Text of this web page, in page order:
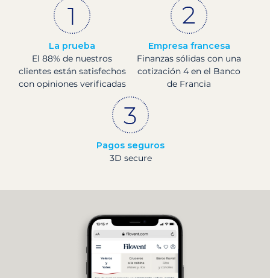
La prueba
El 88% de nuestros
clientes están satisfechos
con opiniones verificadas
Empresa francesa
Finanzas sólidas con una
cotización 4 en el Banco
de Francia
Pagos seguros
3D secure